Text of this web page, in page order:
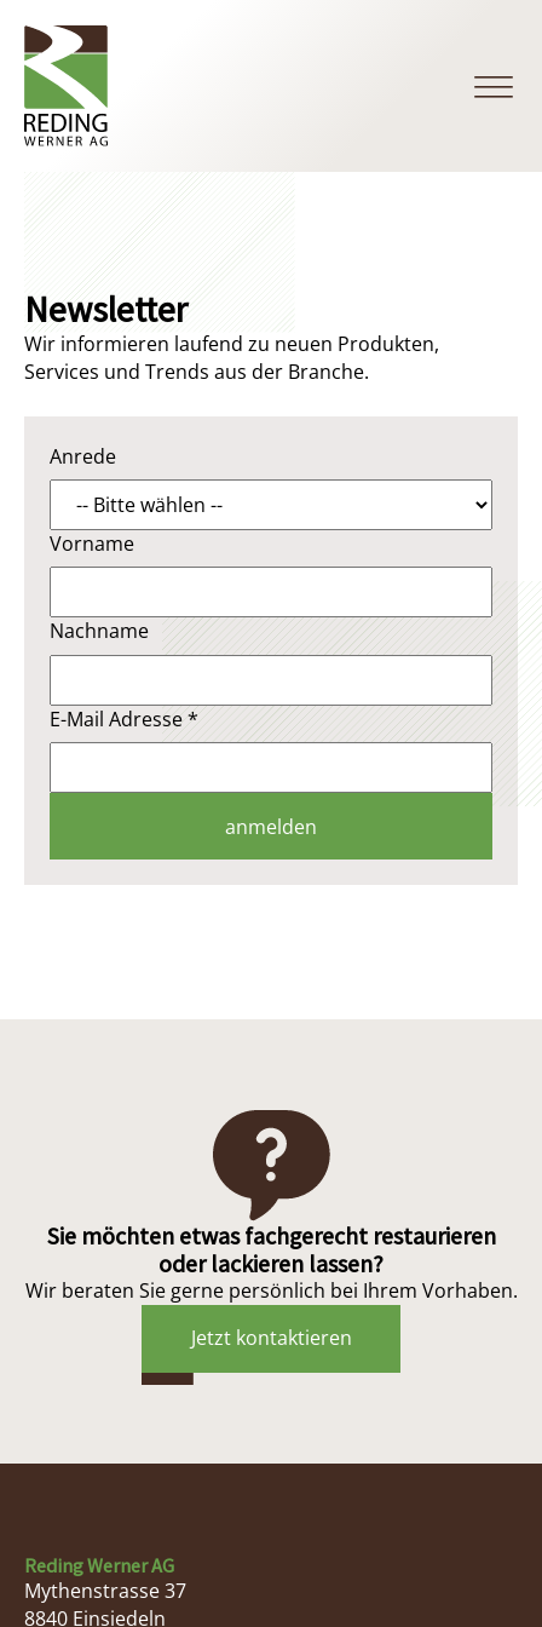
Newsletter
Wir informieren laufend zu neuen Produkten,
Services und Trends aus der Branche.
Anrede
Vorname
Nachname
E-Mail Adresse*
Sie möchten etwas fachgerecht restaurieren
oder lackieren lassen?
Wir beraten Sie gerne persönlich bei Ihrem Vorhaben.
Jetzt kontaktieren
Reding Werner AG
Mythenstrasse 37
8840 Einsiedeln